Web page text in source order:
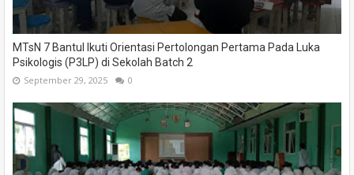
MTsN 7 Bantul Ikuti Orientasi Pertolongan Pertama Pada Luka
Psikologis (P3LP) di Sekolah Batch 2
September 29, 2025 0